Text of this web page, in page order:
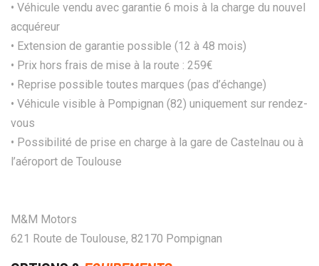
• Véhicule vendu avec garantie 6 mois à la charge du nouvel
acquéreur
• Extension de garantie possible (12 à 48 mois)
• Prix hors frais de mise à la route : 259€
• Reprise possible toutes marques (pas d’échange)
• Véhicule visible à Pompignan (82) uniquement sur rendez-
vous
• Possibilité de prise en charge à la gare de Castelnau ou à
l’aéroport de Toulouse
M&M Motors
621 Route de Toulouse, 82170 Pompignan